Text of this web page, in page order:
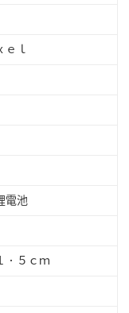
ｅｌ
電池
．５ｃｍ